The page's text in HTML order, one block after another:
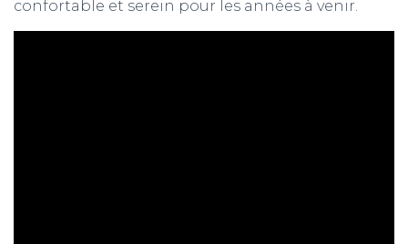
confortable et serein pour les années à venir.